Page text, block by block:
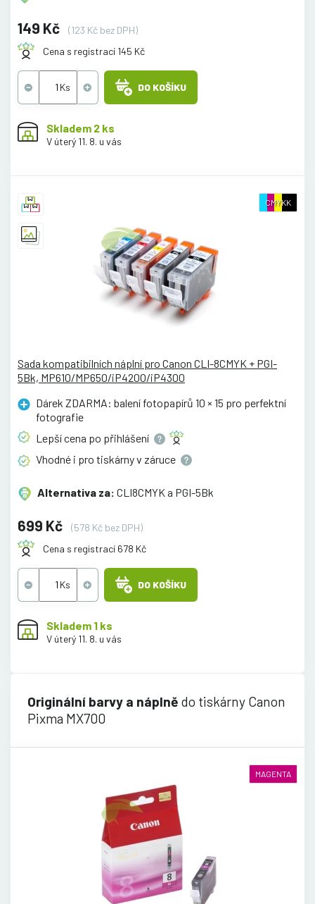
149 Kč
(123 Kč bez DPH)
Cena s registrací 145 Kč
DO KOŠÍKU
Skladem 2 ks
V úterý 11. 8. u vás
CMYKK
Sada kompatibilních náplní pro Canon CLI-8CMYK + PGI-
5Bk, MP610/MP650/iP4200/iP4300
Dárek ZDARMA: balení fotopapírů 10 × 15 pro perfektní
fotografie
Lepší cena po přihlášení
Vhodné i pro tiskárny v záruce
Alternativa za: CLI8CMYK a PGI-5Bk
699 Kč
(578 Kč bez DPH)
Cena s registrací 678 Kč
DO KOŠÍKU
Skladem 1 ks
V úterý 11. 8. u vás
Originální barvy a náplně do tiskárny Canon
Pixma MX700
MAGENTA